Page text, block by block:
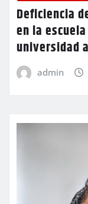
Deficiencia
en la
universidad
admin